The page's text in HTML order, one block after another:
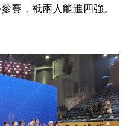
賽，祇兩人能進四強。